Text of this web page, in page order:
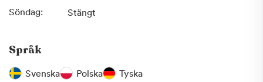
vaxar upp ett tänkt slutresultat innan behandlingen
Välkommen till vår klinik på Västra Sjögatan i Kalmar.
Söndag:
Stängt
Språk
Svenska Polska Tyska